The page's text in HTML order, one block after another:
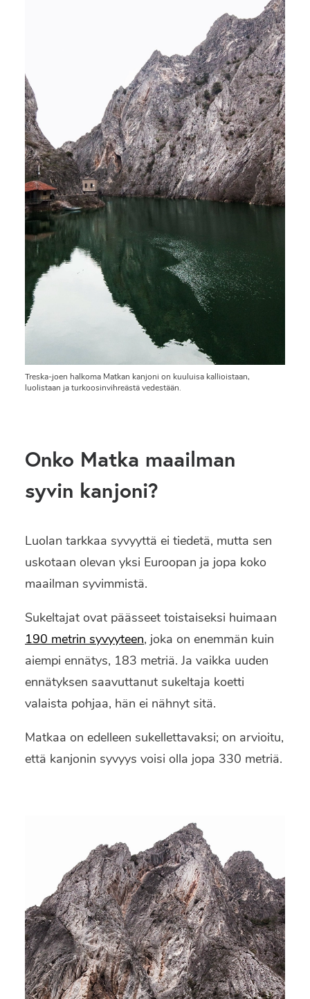
Treska-joen halkoma Matkan kanjoni on kuuluisa kallioistaan,
luolistaan ja turkoosinvihreästä vedestään.
Onko Matka maailman
syvin kanjoni?
Luolan tarkkaa syvyyttä ei tiedetä, mutta sen
uskotaan olevan yksi Euroopan ja jopa koko
maailman syvimmistä.
Sukeltajat ovat päässeet toistaiseksi huimaan
190 metrin syvyyteen, joka on enemmän kuin
aiempi ennätys, 183 metriä. Ja vaikka uuden
ennätyksen saavuttanut sukeltaja koetti
valaista pohjaa, hän ei nähnyt sitä.
Matkaa on edelleen sukellettavaksi; on arvioitu,
että kanjonin syvyys voisi olla jopa 330 metriä.